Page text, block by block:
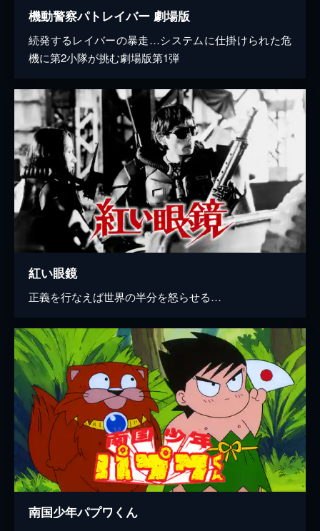
機動警察パトレイバー 劇場版
続発するレイバーの暴走…システムに仕掛けられた危
機に第2小隊が挑む劇場版第1弾
紅い眼鏡
正義を行なえば世界の半分を怒らせる…
南国少年パプワくん